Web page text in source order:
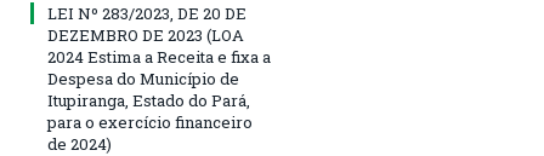
LEI Nº 283/2023, DE 20 DE
DEZEMBRO DE 2023 (LOA
2024 Estima a Receita e fixa a
Despesa do Município de
Itupiranga, Estado do Pará,
para o exercício financeiro
de 2024)